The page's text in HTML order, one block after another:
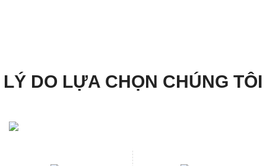
LÝ DO LỰA CHỌN CHÚNG TÔI